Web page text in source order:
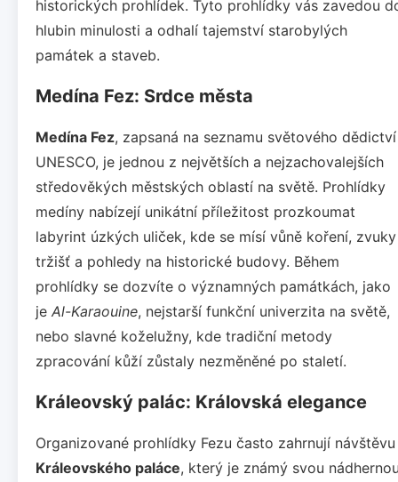
historických prohlídek. Tyto prohlídky vás zavedou
hlubin minulosti a odhalí tajemství starobylých
památek a staveb.
Medína Fez: Srdce města
Medína Fez, zapsaná na seznamu světového dědictví
UNESCO, je jednou z největších a nejzachovalejších
středověkých městských oblastí na světě. Prohlídky
medíny nabízejí unikátní příležitost prozkoumat
labyrint úzkých uliček, kde se mísí vůně koření, zvuky
tržišť a pohledy na historické budovy. Během
prohlídky se dozvíte o významných památkách, jako
je Al-Karaouine, nejstarší funkční univerzita na světě,
nebo slavné koželužny, kde tradiční metody
zpracování kůží zůstaly nezměněné po staletí.
Králeovský palác: Královská elegance
Organizované prohlídky Fezu často zahrnují návštěvu
Králeovského paláce, který je známý svou